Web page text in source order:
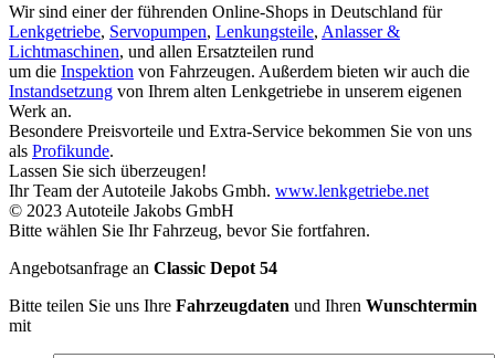
Wir sind einer der führenden Online-Shops in Deutschland für
Lenkgetriebe, Servopumpen, Lenkungsteile, Anlasser &
Lichtmaschinen, und allen Ersatzteilen rund
um die Inspektion von Fahrzeugen. Außerdem bieten wir auch die
Instandsetzung von Ihrem alten Lenkgetriebe in unserem eigenen
Werk an.
Besondere Preisvorteile und Extra-Service bekommen Sie von uns
als Profikunde.
Lassen Sie sich überzeugen!
Ihr Team der Autoteile Jakobs Gmbh. www.lenkgetriebe.net
© 2023 Autoteile Jakobs GmbH
Bitte wählen Sie Ihr Fahrzeug, bevor Sie fortfahren.
Angebotsanfrage an Classic Depot 54
Bitte teilen Sie uns Ihre Fahrzeugdaten und Ihren Wunschtermin
mit